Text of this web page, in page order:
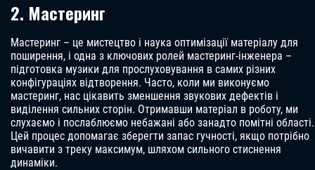
2. Мастеринг
Мастеринг – це мистецтво і наука оптимізації матеріалу для
поширення, і одна з ключових ролей мастеринг-інженера –
підготовка музики для прослуховування в самих різних
конфігураціях відтворення. Часто, коли ми виконуємо
мастеринг, нас цікавить зменшення звукових дефектів і
виділення сильних сторін. Отримавши матеріал в роботу, ми
слухаємо і послаблюємо небажані або занадто помітні області.
Цей процес допомагає зберегти запас гучності, якщо потрібно
вичавити з треку максимум, шляхом сильного стиснення
динаміки.